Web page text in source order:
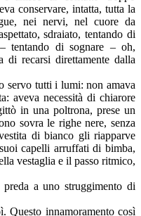
conservare, intatta, tutta la
nei nervi, nel cuore da
sdraiato, tentando di
tentando di sognare – oh,
di recarsi direttamente dalla
servo tutti i lumi: non amava
aveva necessità di chiarore
in una poltrona, prese un
sovra le righe nere, senza
di bianco gli riapparve
capelli arruffati di bimba,
vestaglia e il passo ritmico,
a uno struggimento di
Questo innamoramento così